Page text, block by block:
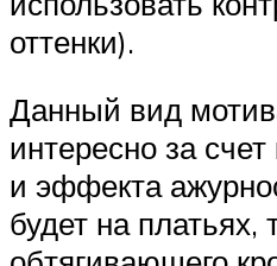
оттенки).
Данный вид
интересно за
и эффекта
будет на платьях,